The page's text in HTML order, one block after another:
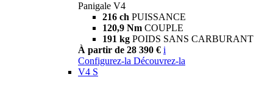
Panigale V4
216 ch PUISSANCE
120,9 Nm COUPLE
191 kg POIDS SANS CARBURANT
À partir de 28 390 € i
Configurez-la Découvrez-la
V4 S